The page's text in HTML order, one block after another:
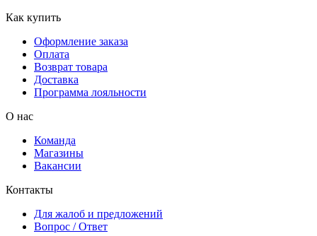
Как купить
Оформление заказа
Оплата
Возврат товара
Доставка
Программа лояльности
О нас
Команда
Магазины
Вакансии
Контакты
Для жалоб и предложений
Вопрос / Ответ